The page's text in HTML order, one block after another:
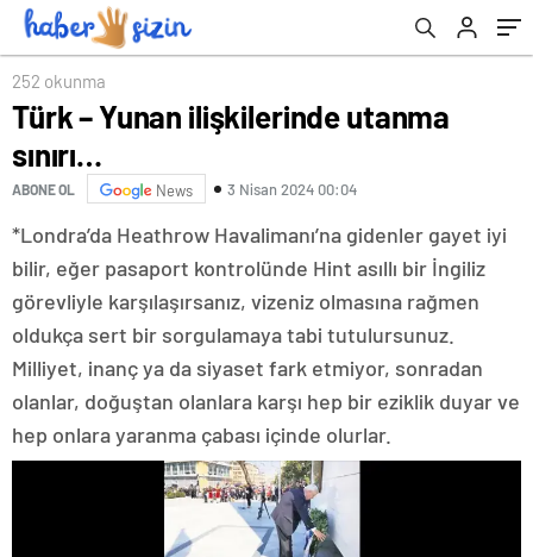
252 okunma
Türk – Yunan ilişkilerinde utanma
sınırı…
ABONE OL News 3 Nisan 2024 00:04
*Londra’da Heathrow Havalimanı’na gidenler gayet iyi
bilir, eğer pasaport kontrolünde Hint asıllı bir İngiliz
görevliyle karşılaşırsanız, vizeniz olmasına rağmen
oldukça sert bir sorgulamaya tabi tutulursunuz.
Milliyet, inanç ya da siyaset fark etmiyor, sonradan
olanlar, doğuştan olanlara karşı hep bir eziklik duyar ve
hep onlara yaranma çabası içinde olurlar.